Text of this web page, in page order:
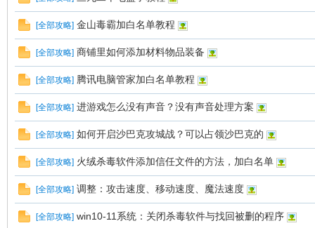
[全部攻略] 金山毒霸加白名单教程
[全部攻略] 商铺里如何添加材料物品装备
[全部攻略] 腾讯电脑管家加白名单教程
[全部攻略] 进游戏怎么没有声音？没有声音处理方案
[全部攻略] 如何开启沙巴克攻城战？可以占领沙巴克的
[全部攻略] 火绒杀毒软件添加信任文件的方法，加白名单
[全部攻略] 调整：攻击速度、移动速度、魔法速度
[全部攻略] win10-11系统：关闭杀毒软件与找回被删的程序